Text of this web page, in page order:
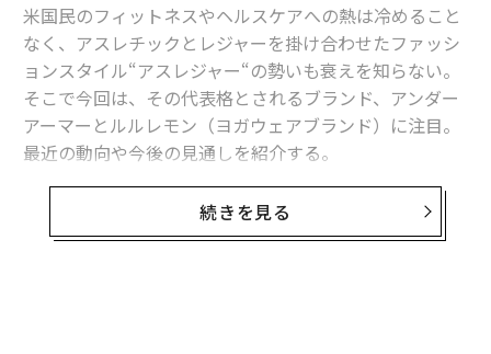
米国民のフィットネスやヘルスケアへの熱は冷めること
なく、アスレチックとレジャーを掛け合わせたファッシ
ョンスタイル“アスレジャー“の勢いも衰えを知らない。
そこで今回は、その代表格とされるブランド、アンダー
アーマーとルルレモン（ヨガウェアブランド）に注目。
最近の動向や今後の見通しを紹介する。
アンダーアーマーは5月31日、スポーツ用品大手
スポーツオーソリティの清算を前に、通年の業績見通し
続きを見る